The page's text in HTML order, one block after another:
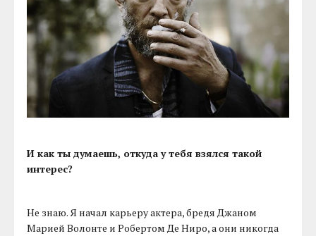
И как ты думаешь, откуда у тебя взялся такой
интерес?
Не знаю. Я начал карьеру актера, бредя Джаном
Марией Волонте и Робертом Де Ниро, а они никогда